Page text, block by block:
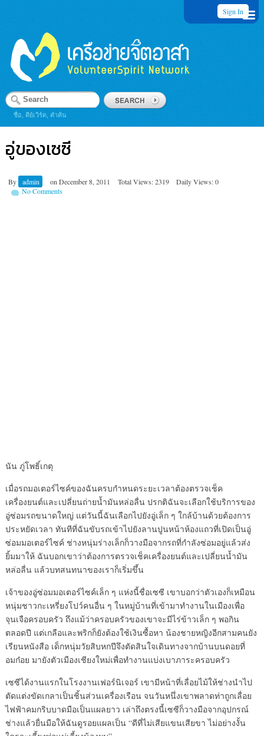
Sign In
ชื่อ, คีย์เวิร์ด, คำค้น
อู่ของเซซี
By admin on December 8, 2011 Total Views: 2319
Daily Views: 0
No Comments
นัน ภู่โพธิ์เกตุ
เมื่อรถมอเตอร์ไซค์ของฉันครบกำหนดระยะเวลาต้องตรวจเช็ค
เครื่องยนต์และเปลี่ยนถ่ายน้ำมันหล่อลื่น ปรกติฉันจะเลือกใช้บริการของ
อู่ซ่อมรถขนาดใหญ่ แต่วันนี้ฉันเลือกไปยังอู่เล็ก ๆ ใกล้บ้านด้วยต้องการ
ประหยัดเวลา ทันทีที่ฉันขับรถเข้าไปยังลานปูนหน้าห้องแถวที่เปิดเป็นอู่
ซ่อมมอเตอร์ไซค์ ช่างหนุ่มร่างเล็กก็วางมือจากรถที่กำลังซ่อมอยู่แล้วส่ง
ยิ้มมาให้ ฉันบอกเขาว่าต้องการตรวจเช็คเครื่องยนต์และเปลี่ยนน้ำมัน
หล่อลื่น แล้วบทสนทนาของเราก็เริ่มขึ้น
เจ้าของอู่ซ่อมมอเตอร์ไซค์เล็ก ๆ แห่งนี้ชื่อเซซี เขาบอกว่าตัวเองก็เหมือน
หนุ่มชาวกะเหรี่ยงโปว์คนอื่น ๆ ในหมู่บ้านที่เข้ามาทำงานในเมืองเพื่อ
จุนเจือครอบครัว ถึงแม้ว่าครอบครัวของเขาจะมีไร่ข้าวเล็ก ๆ พอกิน
ตลอดปี แต่เกลือและพริกก็ยังต้องใช้เงินซื้อหา น้องชายหญิงอีกสามคนยัง
เรียนหนังสือ เด็กหนุ่มวัยสิบหกปีจึงตัดสินใจเดินทางจากบ้านบนดอยที่
อมก๋อย มายังตัวเมืองเชียงใหม่เพื่อทำงานแบ่งเบาภาระครอบครัว
เซซีได้งานแรกในโรงงานเฟอร์นิเจอร์ เขามีหน้าที่เลื่อยไม้ให้ช่างนำไป
ตัดแต่งขัดเกลาเป็นชิ้นส่วนเครื่องเรือน จนวันหนึ่งเขาพลาดท่าถูกเลื่อย
ไฟฟ้าคมกริบบาดมือเป็นแผลยาว เล่าถึงตรงนี้เซซีก็วางมือจากอุปกรณ์
ช่างแล้วยื่นมือให้ฉันดูรอยแผลเป็น “ดีที่ไม่เสียแขนเสียขา ไม่อย่างงั้น